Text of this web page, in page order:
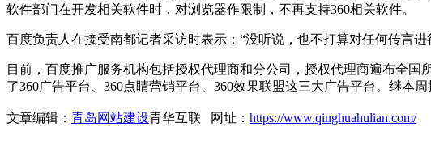
软件部门在开发相关软件时，对浏览器作限制，不再支持360相关软件。
百度负责人在接受南都记者采访时表示：“没听说，也不打算对任何传言进
目前，百度推广服务机构包括授权代理商和分公司，授权代理商遍布全
了360广告平台、360点睛营销平台、360效果联盟这三大广告平台。继本
文章编辑： 青岛网站建设青华互联 网址： https://www.qinghuahulian.com/